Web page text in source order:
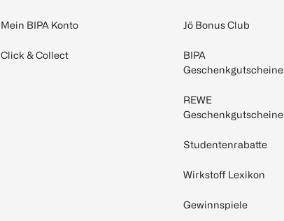
Mein BIPA Konto
Click & Collect
Jö Bonus Club
BIPA
Geschenkgutscheine
REWE
Geschenkgutscheine
Studentenrabatte
Wirkstoff Lexikon
Gewinnspiele